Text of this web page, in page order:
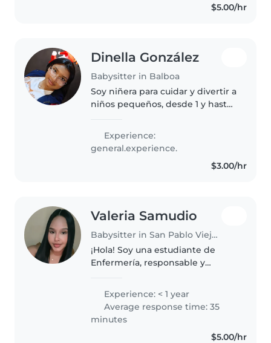
$5.00/hr
Dinella González
Babysitter in Balboa
Soy niñera para cuidar y divertir a
niños pequeños, desde 1 y hasta
hacer manualidades y jugar. Soy
responsable y paciente, estoy en
proceso de estudio..
Experience:
general.experience.
$3.00/hr
Valeria Samudio
Babysitter in San Pablo Viejo Arriba
¡Hola! Soy una estudiante de
Enfermería, responsable y
niños. Aunque soy nueva en el
cuidado infantil, tengo
certificaciones en primeros
auxilios y..
Experience: < 1 year
Average response time: 35
minutes
$5.00/hr